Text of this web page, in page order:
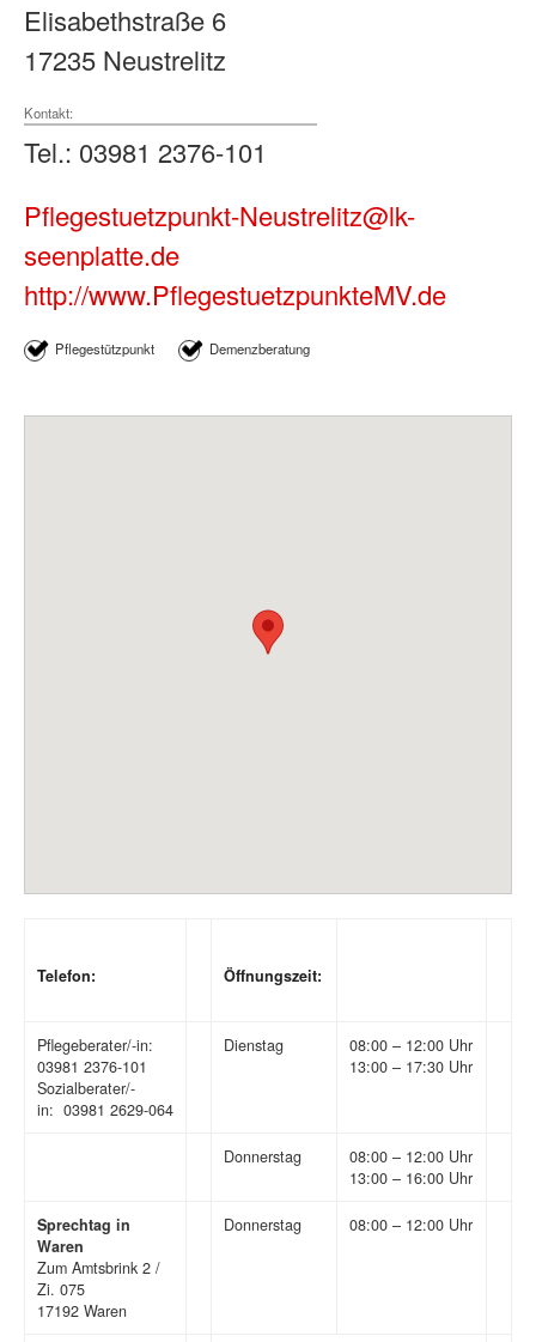
Elisabethstraße 6
17235 Neustrelitz
Kontakt:
Tel.: 03981 2376-101
Pflegestuetzpunkt-Neustrelitz@lk-
seenplatte.de
http://www.PflegestuetzpunkteMV.de
Pflegestützpunkt Demenzberatung
Telefon: Öffnungszeit:
Pflegeberater/-in:
03981 2376-101
Sozialberater/-
in: 03981 2629-064
Dienstag
08:00 – 12:00 Uhr
13:00 – 17:30 Uhr
Donnerstag
08:00 – 12:00 Uhr
13:00 – 16:00 Uhr
Sprechtag in
Waren
Zum Amtsbrink 2 /
Zi. 075
17192 Waren
Donnerstag 08:00 – 12:00 Uhr